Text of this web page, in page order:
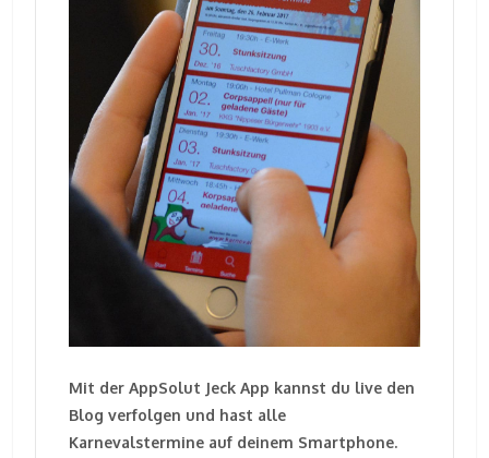
Mit der AppSolut Jeck App kannst du live den
Blog verfolgen und hast alle
Karnevalstermine auf deinem Smartphone.